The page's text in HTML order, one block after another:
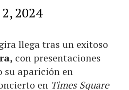
2024
llega tras un exitoso
con presentaciones
su aparición en
en Times Square